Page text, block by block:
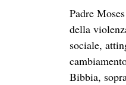
Padre
della
sociale,
Bibbia,